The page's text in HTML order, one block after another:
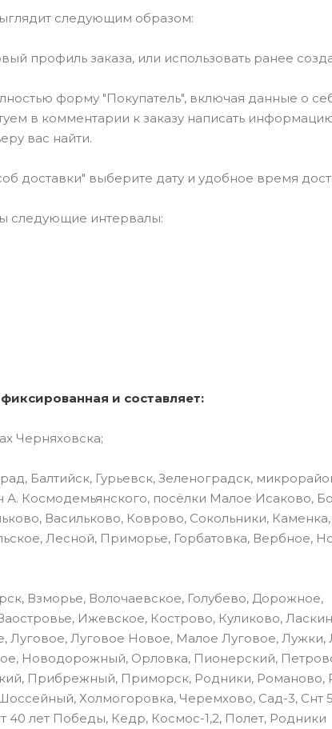
следующим образом:
профиль заказа, или использовать ранее
форму "Покупатель", включая данные о
в комментарии к заказу написать
вас найти.
доставки" выберите дату и удобное время
следующие интервалы:
и составляет:
Черняховска;
Балтийск, Гурьевск, Зеленоградск,
А. Космодемьянского, посёлки Малое Исаково,
Васильково, Коврово, Сокольники, Каменка,
Лесной, Приморье, Горбатовка, Вербное,
Взморье, Волочаевское, Голубево, Дорожное,
Ижевское, Кострово, Куликово,
Луговое, Луговое Новое, Малое Луговое,
Новодорожный, Орловка, Пионерский,
Прибрежный, Приморск, Родники, Романово,
Холмогоровка, Черемхово, Сад-3, Снт
40 лет Победы, Кедр, Космос-1,2, Полет, Родники